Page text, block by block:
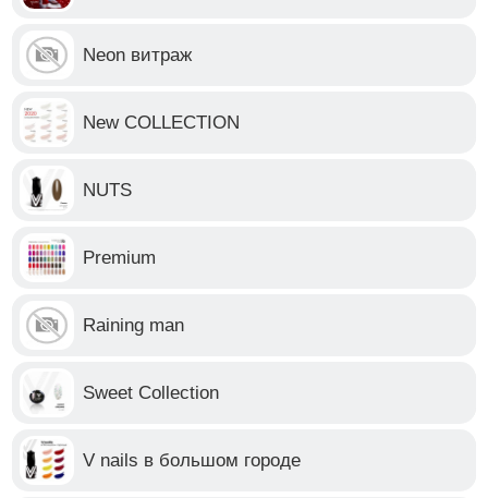
Neon витраж
New COLLECTION
NUTS
Premium
Raining man
Sweet Collection
V nails в большом городе